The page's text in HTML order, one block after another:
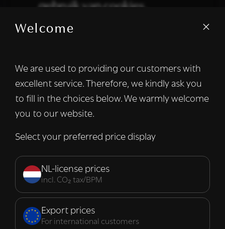
Welcome
We are used to providing our customers with
excellent service. Therefore, we kindly ask you
to fill in the choices below. We warmly welcome
you to our website.
Select your preferred price display
NL-license prices
incl. CO₂ tax/BPM
Export prices
For international customers
gebruik van cookies.
We gebruiken cookies om inhoud en
informatie over uw gebruik van onze site
met onze advertentie- en analysepartners,
die deze kunnen combineren met andere
informatie die u aan hen heeft verstrekt of
van hun diensten. Lees verder
Strikt
noodzakelijk
Prestatie Targeting